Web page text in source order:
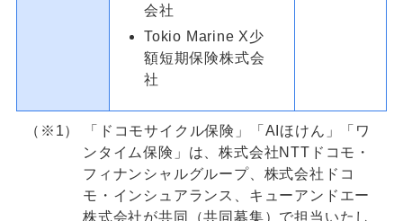
会社
Tokio Marine X少
額短期保険株式会
社
「ドコモサイクル保険」「AIほけん」「ワ
ンタイム保険」は、株式会社NTTドコモ・
フィナンシャルグループ、株式会社ドコ
モ・インシュアランス、キューアンドエー
株式会社が共同（共同募集）で担当いたし